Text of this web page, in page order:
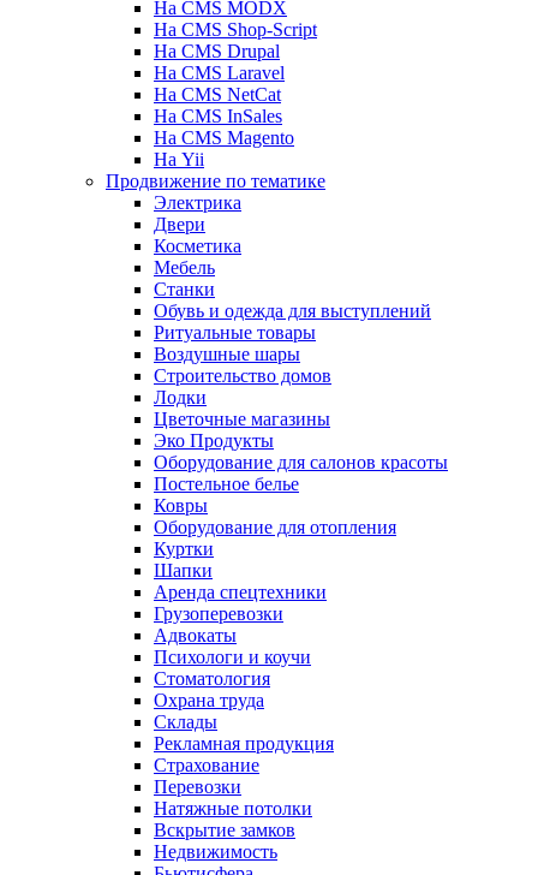
На CMS MODX
На CMS Shop-Script
На CMS Drupal
На CMS Laravel
На CMS NetCat
На CMS InSales
На CMS Magento
На Yii
Продвижение по тематике
Электрика
Двери
Косметика
Мебель
Станки
Обувь и одежда для выступлений
Ритуальные товары
Воздушные шары
Строительство домов
Лодки
Цветочные магазины
Эко Продукты
Оборудование для салонов красоты
Постельное белье
Ковры
Оборудование для отопления
Куртки
Шапки
Аренда спецтехники
Грузоперевозки
Адвокаты
Психологи и коучи
Стоматология
Охрана труда
Склады
Рекламная продукция
Страхование
Перевозки
Натяжные потолки
Вскрытие замков
Недвижимость